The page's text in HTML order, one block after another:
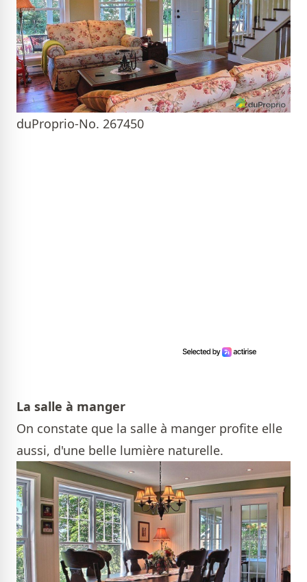
duProprio-No. 267450
La salle à manger
On constate que la salle à manger profite elle
aussi, d'une belle lumière naturelle.